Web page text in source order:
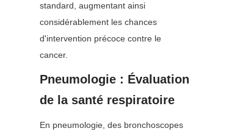
standard, augmentant ainsi
considérablement les chances
d'intervention précoce contre le
cancer.
Pneumologie : Évaluation
de la santé respiratoire
En pneumologie, des bronchoscopes